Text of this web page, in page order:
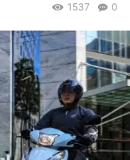
0
1537